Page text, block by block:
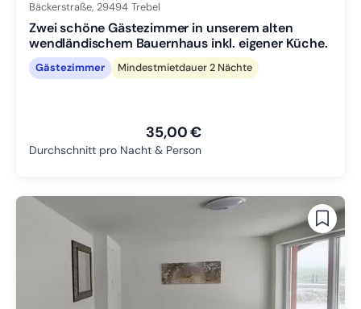
Bäckerstraße, 29494 Trebel
Zwei schöne Gästezimmer in unserem alten
wendländischem Bauernhaus inkl. eigener Küche.
Gästezimmer Mindestmietdauer 2 Nächte
35,00 €
Durchschnitt pro Nacht & Person